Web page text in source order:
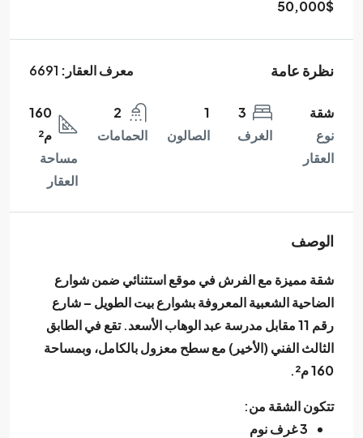
50,000$
نظرة عامة معرف العقار:
شقة
نوع
العقار
3
الغرف
1
الصالون
2
الحمامات
160
م²
مساحة
العقار
الوصف
شقة مميزة مع الفرش في موقع استثنائي ضمن شوارع
الضاحية الشعبية المعروفة بشوارعبيت الطويل – شارع
رقم 11
مقابل مدرسة عبد الوهاب الأسعد. تقع فيالطابق
الثالث الفني (الأخير) مع سطح معزول بالكامل، وبمساحة
160 م²
.
تتكون الشقة من:
3 غرف نوم